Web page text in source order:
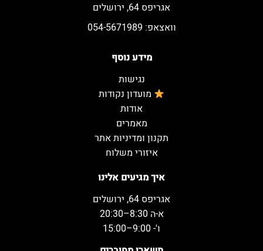
איך מגיעים אלינו
אגריפס 64, ירושלים
א-ה 8:30–20:30
ו'- 9:00–15:00
מידע נוסף
נגישות
מועדון נקודות
אודות
מאמרים
תקנון ומדיניות אתר
איזורי משלוח
אגריפס 64, ירושלים
וואצאפ: 054-5671989